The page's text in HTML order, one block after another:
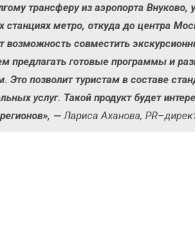
трансферу из аэропорта
станциях метро, откуда до центра
возможность совместить
предлагать готовые программы и
позволит туристам в составе
услуг. Такой продукт будет
—Лариса Аханова,